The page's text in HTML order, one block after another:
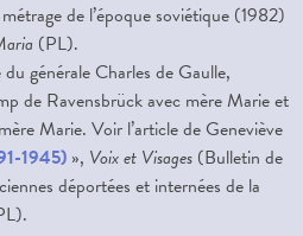
de l’époque soviétique (1982)
(PL).
générale Charles de Gaulle,
de Ravensbrück avec mère Marie et
Marie. Voir l’article de Geneviève
1945) », Voix et Visages (Bulletin de
déportées et internées de la